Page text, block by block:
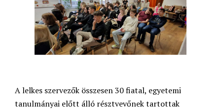
A lelkes szervezők összesen 30 fiatal, egyetemi
tanulmányai előtt álló résztvevőnek tartottak